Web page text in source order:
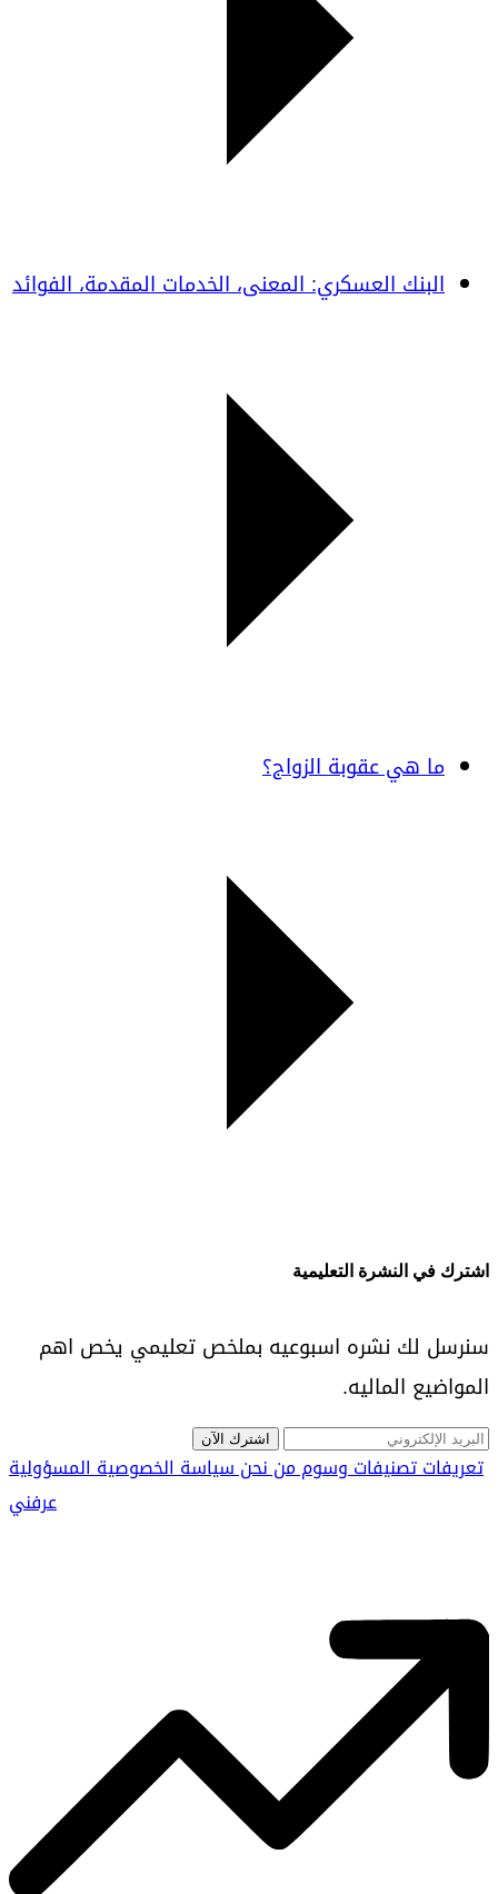
البنك العسكري: المعنى، الخدمات المقدمة، الفوائد
ما هي عقوبة الزواج؟
اشترك في النشرة التعليمية
سنرسل لك نشره اسبوعيه بملخص تعليمي يخص اهم
المواضيع الماليه.
اشترك الآن
تعريفاتتصنيفاتوسوممن نحنسياسة الخصوصيةالمسؤولية
عرفني